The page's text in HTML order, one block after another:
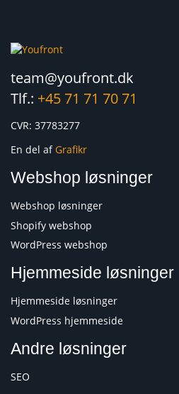
team@youfront.dk
Tlf.: +45 71 71 70 71
CVR: 37783277
En del afGrafikr
Webshop løsninger
Webshop løsninger
Shopify webshop
WordPress webshop
Hjemmeside løsninger
Hjemmeside løsninger
WordPress hjemmeside
Andre løsninger
SEO